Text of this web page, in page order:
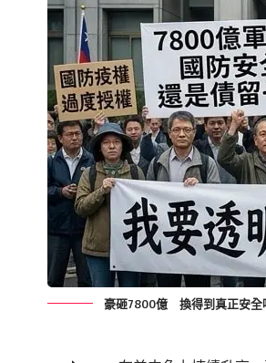
豪砸7800億 換得到真正安全